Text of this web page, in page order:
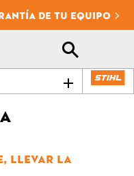
DE TU EQUIPO
LLEVAR LA